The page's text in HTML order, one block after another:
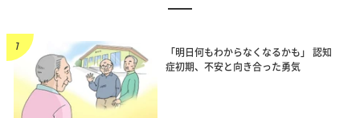
「明日何もわからなくなるかも」 認知
症初期、不安と向き合った勇気